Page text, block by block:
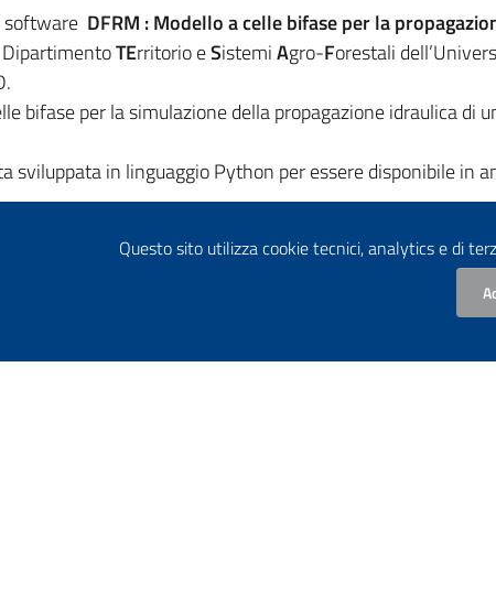
Questo sito utilizza cookie tecnici, analytics e di
software DFRM : Modello a celle bifase per la
TErritorio eSistemiAgro-Forestali
bifase per la simulazione della propagazione idraulica
sviluppata in linguaggio Python per essere disponibile in
solo nel territorio di competenza dell’Autorità di